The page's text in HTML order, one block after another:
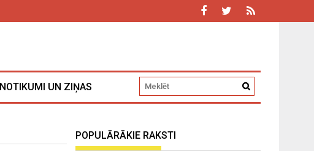
NOTIKUMI UN ZIŅAS
POPULĀRĀKIE RAKSTI